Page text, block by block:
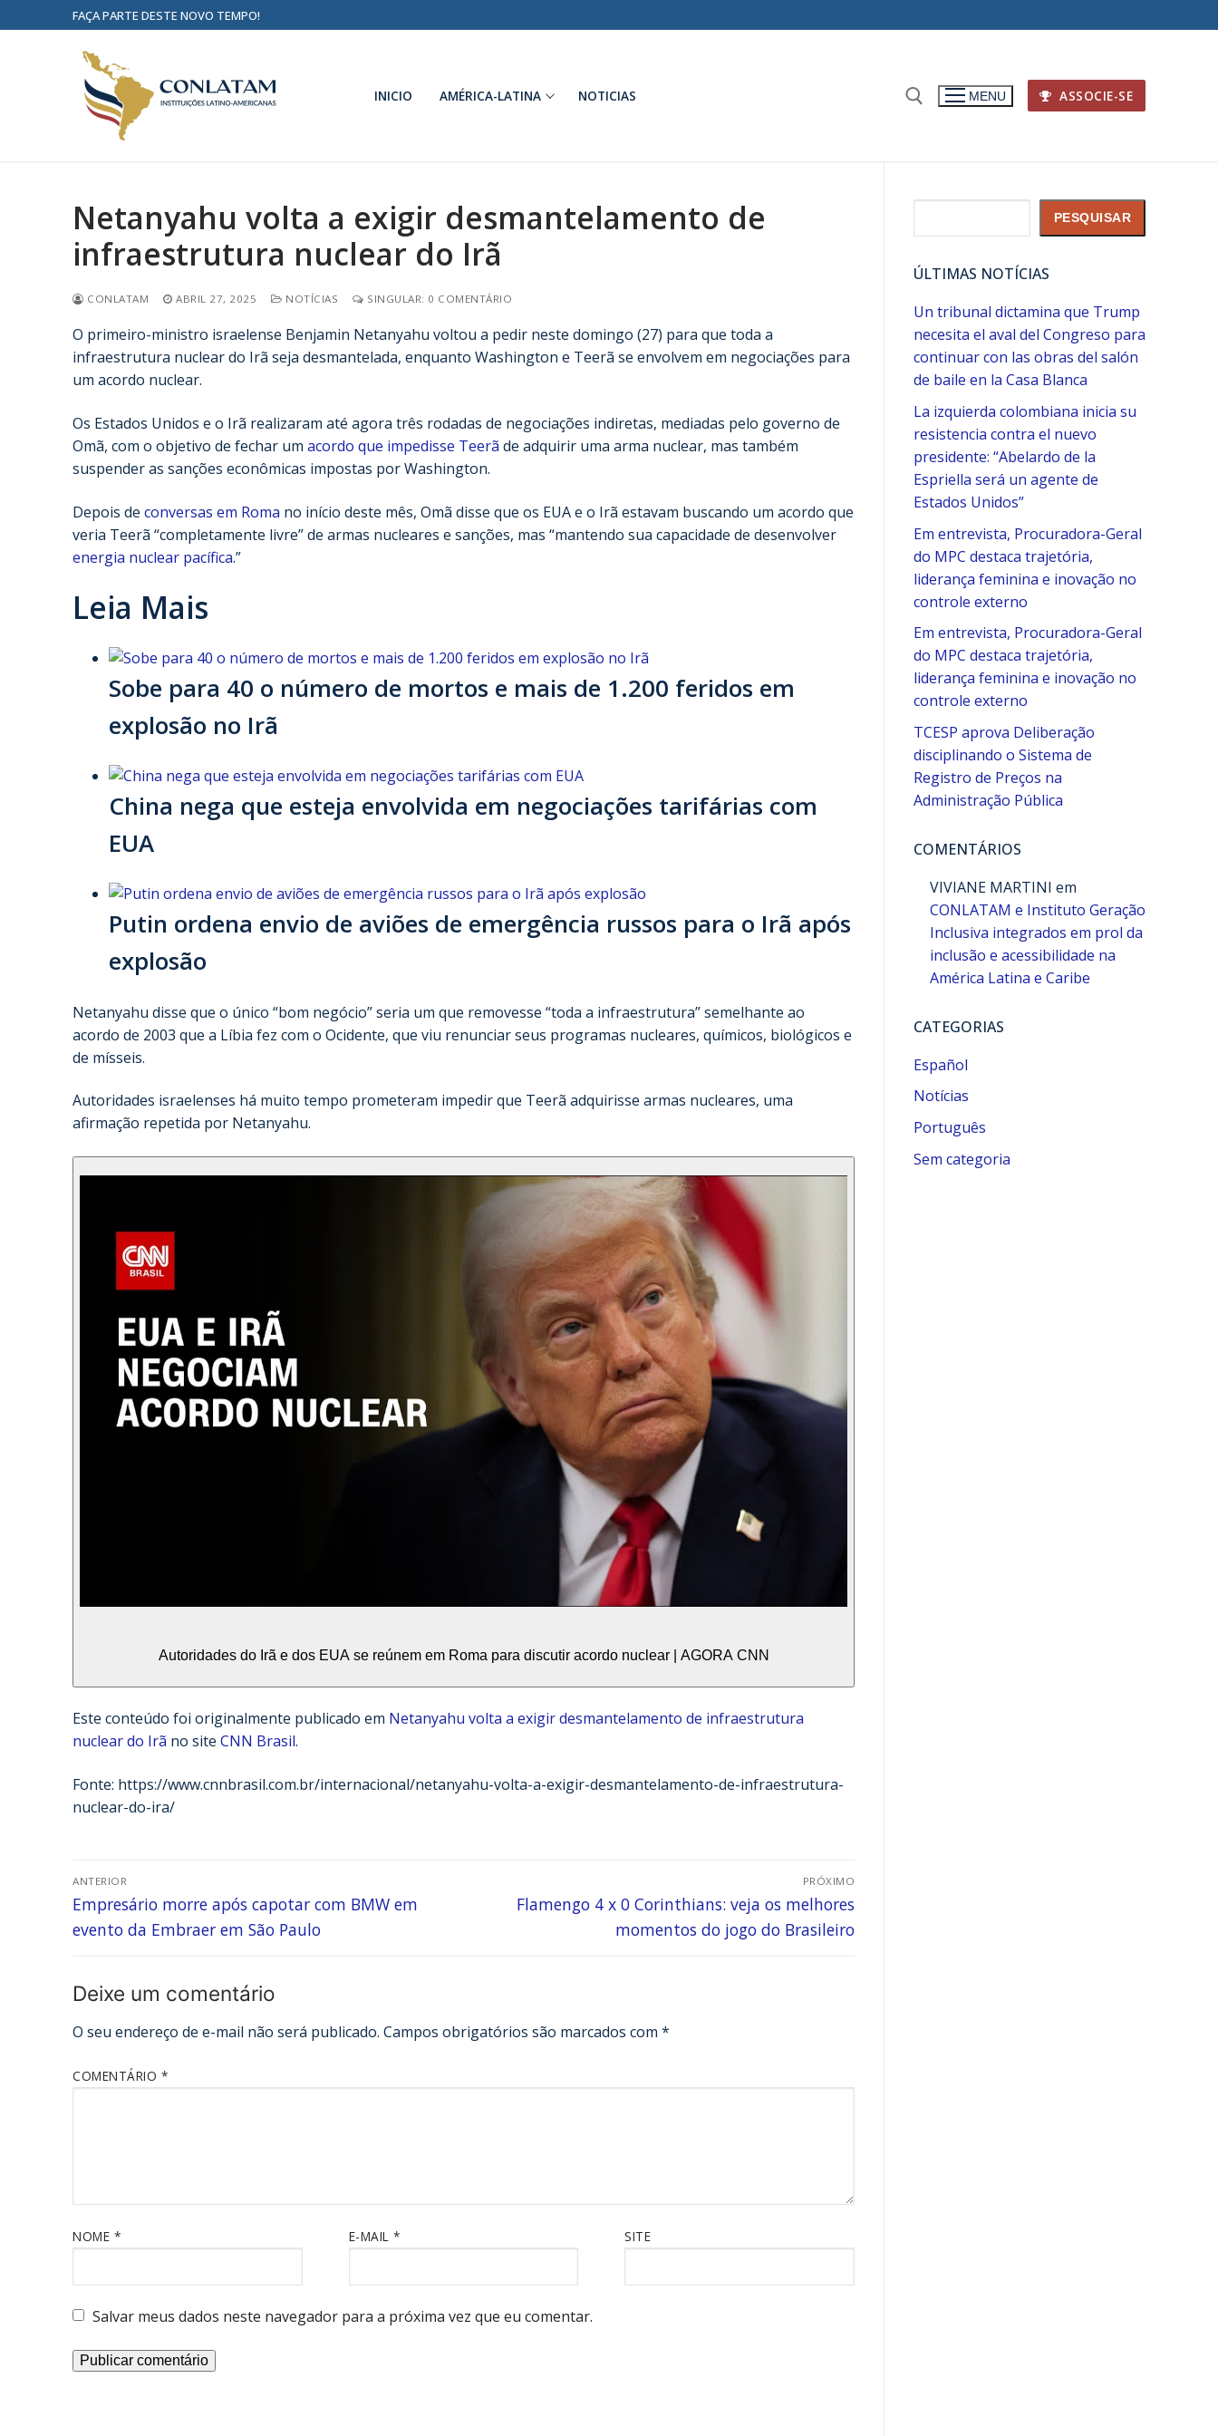
FAÇA PARTE DESTE NOVO TEMPO!
INICIO AMÉRICA-LATINA NOTICIAS MENU ASSOCIE-SE
Netanyahu volta a exigir desmantelamento de
infraestrutura nuclear do Irã
CONLATAM ABRIL 27, 2025 NOTÍCIAS SINGULAR: 0 COMENTÁRIO
O primeiro-ministro israelense Benjamin Netanyahu voltou a pedir neste domingo (27) para que toda a
infraestrutura nuclear do Irã seja desmantelada, enquanto Washington e Teerã se envolvem em negociações para
um acordo nuclear.
Os Estados Unidos e o Irã realizaram até agora três rodadas de negociações indiretas, mediadas pelo governo de
Omã, com o objetivo de fechar um acordo que impedisse Teerã de adquirir uma arma nuclear, mas também
suspender as sanções econômicas impostas por Washington.
Depois de conversas em Roma no início deste mês, Omã disse que os EUA e o Irã estavam buscando um acordo que
veria Teerã “completamente livre” de armas nucleares e sanções, mas “mantendo sua capacidade de desenvolver
energia nuclear pacífica.”
Leia Mais
Sobe para 40 o número de mortos e mais de 1.200 feridos em
explosão no Irã
China nega que esteja envolvida em negociações tarifárias com
EUA
Putin ordena envio de aviões de emergência russos para o Irã após
explosão
Netanyahu disse que o único “bom negócio” seria um que removesse “toda a infraestrutura” semelhante ao
acordo de 2003 que a Líbia fez com o Ocidente, que viu renunciar seus programas nucleares, químicos, biológicos e
de mísseis.
Autoridades israelenses há muito tempo prometeram impedir que Teerã adquirisse armas nucleares, uma
afirmação repetida por Netanyahu.
Autoridades do Irã e dos EUA se reúnem em Roma para discutir acordo nuclear | AGORA CNN
Este conteúdo foi originalmente publicado em Netanyahu volta a exigir desmantelamento de infraestrutura
nuclear do Irã no site CNN Brasil.
Fonte: https://www.cnnbrasil.com.br/internacional/netanyahu-volta-a-exigir-desmantelamento-de-infraestrutura-
nuclear-do-ira/
ANTERIOR
Empresário morre após capotar com BMW em
evento da Embraer em São Paulo
PRÓXIMO
Flamengo 4 x 0 Corinthians: veja os melhores
momentos do jogo do Brasileiro
Deixe um comentário
O seu endereço de e-mail não será publicado. Campos obrigatórios são marcados com *
COMENTÁRIO *
NOME * E-MAIL* SITE
Salvar meus dados neste navegador para a próxima vez que eu comentar.
PESQUISAR
ÚLTIMAS NOTÍCIAS
Un tribunal dictamina que Trump
necesita el aval del Congreso para
continuar con las obras del salón
de baile en la Casa Blanca
La izquierda colombiana inicia su
resistencia contra el nuevo
presidente: “Abelardo de la
Espriella será un agente de
Estados Unidos”
Em entrevista, Procuradora-Geral
do MPC destaca trajetória,
liderança feminina e inovação no
controle externo
Em entrevista, Procuradora-Geral
do MPC destaca trajetória,
liderança feminina e inovação no
controle externo
TCESP aprova Deliberação
disciplinando o Sistema de
Registro de Preços na
Administração Pública
COMENTÁRIOS
VIVIANE MARTINI em
CONLATAM e Instituto Geração
Inclusiva integrados em prol da
inclusão e acessibilidade na
América Latina e Caribe
CATEGORIAS
Español
Notícias
Português
Sem categoria